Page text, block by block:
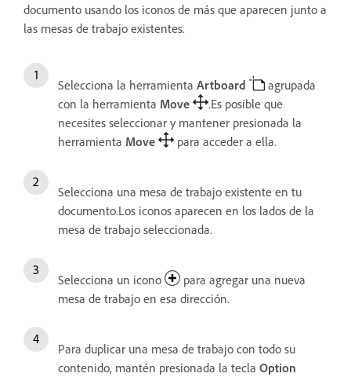
documento usando los iconos de más que aparecen junto a
las mesas de trabajo existentes.
Selecciona la herramienta Artboard
agrupada
con la herramienta Move
.Es posible que
necesites seleccionar y mantener presionada la
herramienta Move para acceder a ella.
Selecciona una mesa de trabajo existente en tu
documento.Los iconos aparecen en los lados de la
mesa de trabajo seleccionada.
Selecciona un icono
para agregar una nueva
mesa de trabajo en esa dirección.
Para duplicar una mesa de trabajo con todo su
contenido, mantén presionada la tecla Option